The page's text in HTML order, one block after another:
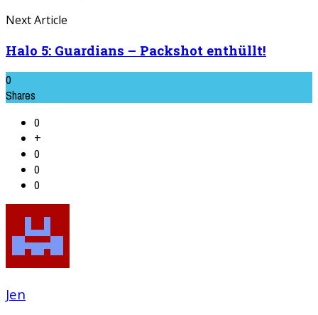
Next Article
Halo 5: Guardians – Packshot enthüllt!
0
Shares
0
+
0
0
0
Jen